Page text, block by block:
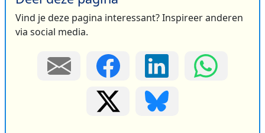
Vind je deze pagina interessant? Inspireer anderen
via social media.